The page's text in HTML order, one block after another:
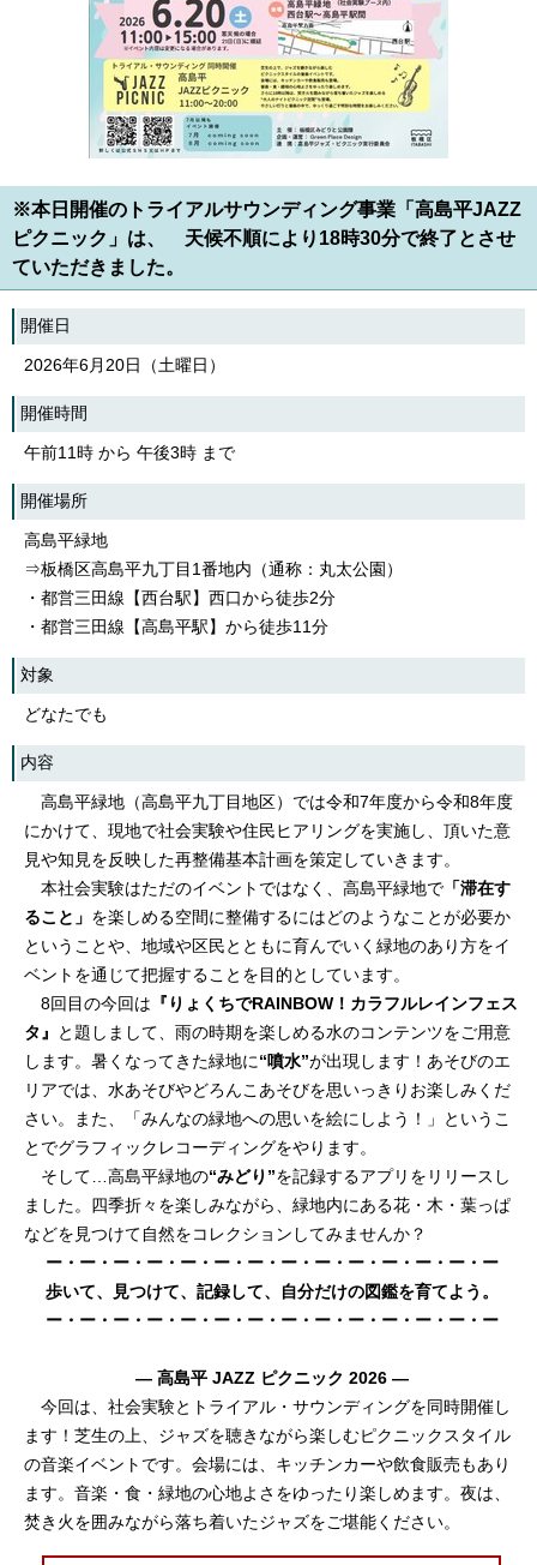
※本日開催のトライアルサウンディング事業「高島平JAZZ
ピクニック」は、 天候不順により18時30分で終了とさせ
ていただきました。
開催日
2026年6月20日（土曜日）
開催時間
午前11時 から 午後3時 まで
開催場所
高島平緑地
⇒板橋区高島平九丁目1番地内（通称：丸太公園）
・都営三田線【西台駅】西口から徒歩2分
・都営三田線【高島平駅】から徒歩11分
対象
どなたでも
内容
高島平緑地（高島平九丁目地区）では令和7年度から令和8年度
にかけて、現地で社会実験や住民ヒアリングを実施し、頂いた意
見や知見を反映した再整備基本計画を策定していきます。
本社会実験はただのイベントではなく、高島平緑地で 「滞在す
ること」 を楽しめる空間に整備するにはどのようなことが必要か
ということや、地域や区民とともに育んでいく緑地のあり方をイ
ベントを通じて把握することを目的としています。
8回目の今回は 『りょくちでRAINBOW！カラフルレインフェス
タ』
と題しまして、雨の時期を楽しめる水のコンテンツをご用意
します。暑くなってきた緑地に“噴水”が出現します！あそびのエ
リアでは、水あそびやどろんこあそびを思いっきりお楽しみくだ
さい。また、「みんなの緑地への思いを絵にしよう！」というこ
とでグラフィックレコーディングをやります。
そして…高島平緑地の“みどり”を記録するアプリをリリースし
ました。四季折々を楽しみながら、緑地内にある花・木・葉っぱ
などを見つけて自然をコレクションしてみませんか？
ー・ー・ー・ー・ー・ー・ー・ー・ー・ー・ー・ー・ー・ー
歩いて、見つけて、記録して、自分だけの図鑑を育てよう。
ー・ー・ー・ー・ー・ー・ー・ー・ー・ー・ー・ー・ー・ー
― 高島平 JAZZ ピクニック 2026 ―
今回は、社会実験とトライアル・サウンディングを同時開催し
ます！芝生の上、ジャズを聴きながら楽しむピクニックスタイル
の音楽イベントです。会場には、キッチンカーや飲食販売もあり
ます。音楽・食・緑地の心地よさをゆったり楽しめます。夜は、
焚き火を囲みながら落ち着いたジャズをご堪能ください。